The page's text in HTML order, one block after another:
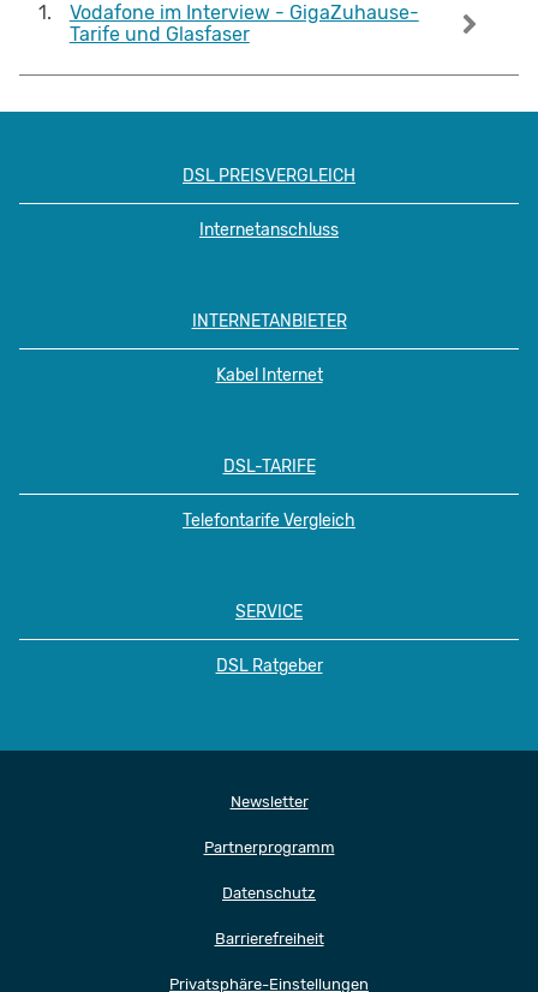
1 .
Vodafone im Interview - GigaZuhause-
Tarife und Glasfaser
DSL PREISVERGLEICH
Internetanschluss
INTERNETANBIETER
Kabel Internet
DSL-TARIFE
Telefontarife Vergleich
SERVICE
DSL Ratgeber
Newsletter
Partnerprogramm
Datenschutz
Barrierefreiheit
Privatsphäre-Einstellungen